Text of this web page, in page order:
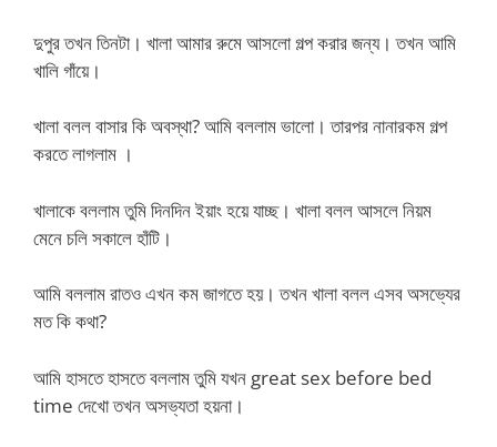
দুপুর তখন তিনটা। খালা আমার রুমে আসলো গল্প করার জন্য। তখন আমি
খালি গাঁয়ে।
খালা বলল বাসার কি অবস্থা? আমি বললাম ভালো। তারপর নানারকম গল্প
করতে লাগলাম ।
খালাকে বললাম তুমি দিনদিন ইয়াং হয়ে যাচ্ছ। খালা বলল আসলে নিয়ম
মেনে চলি সকালে হাঁটি।
আমি বললাম রাতও এখন কম জাগতে হয়। তখন খালা বলল এসব অসভ্যের
মত কি কথা?
আমি হাসতে হাসতে বললাম তুমি যখন great sex before bed
time দেখো তখন অসভ্যতা হয়না।